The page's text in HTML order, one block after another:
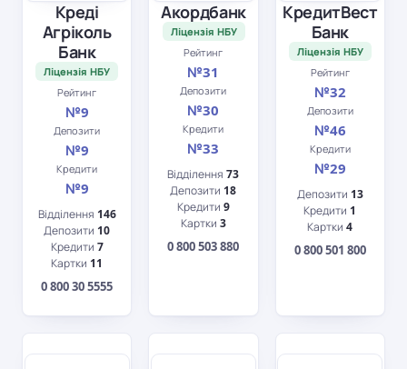
Креді
Агріколь
Банк
Ліцензія НБУ
Рейтинг
№9
Депозити
№9
Кредити
№9
Відділення 146
Депозити 10
Кредити 7
Картки 11
0 800 30 5555
Акордбанк
Ліцензія НБУ
Рейтинг
№31
Депозити
№30
Кредити
№33
Відділення73
Депозити 18
Кредити 9
Картки 3
0 800 503 880
КредитВест
Банк
Ліцензія НБУ
Рейтинг
№32
Депозити
№46
Кредити
№29
Депозити 13
Кредити 1
Картки4
0 800 501 800